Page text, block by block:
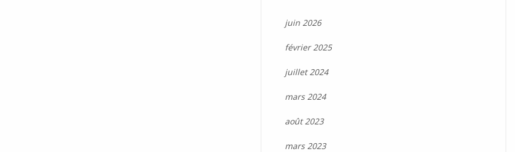
juin 2026
février 2025
juillet 2024
mars 2024
août 2023
mars 2023